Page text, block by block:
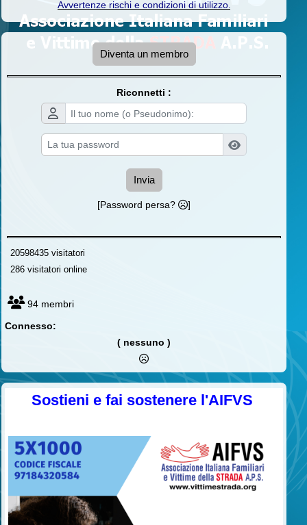
Avvertenze rischi e condizioni di utilizzo.
Diventa un membro
Riconnetti :
Invia
[Password persa? ]
20598435 visitatori
286 visitatori online
94 membri
Connesso:
( nessuno )
Sostieni e fai sostenere l'AIFVS